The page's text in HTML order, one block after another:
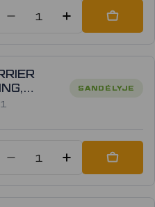
Sumažinti kiekį:
Padidinti
Add
SANDĖLYJE
Sumažinti kiekį:
Padidinti
Add